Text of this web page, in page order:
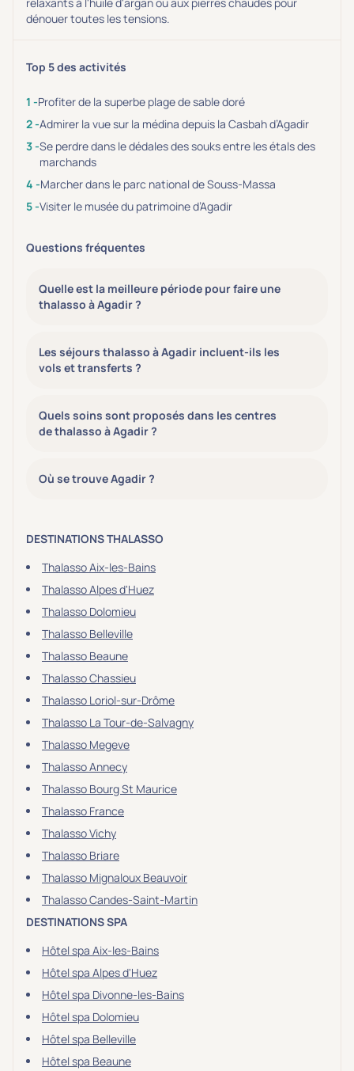
dénouer toutes les tensions.
Top 5 des activités
Profiter de la superbe plage de sable doré
Admirer la vue sur la médina depuis la Casbah d’Agadir
Se perdre dans le dédales des souks entre les étals des
marchands
Marcher dans le parc national de Souss-Massa
Visiter le musée du patrimoine d’Agadir
Questions fréquentes
Quelle est la meilleure période pour faire une
thalasso à Agadir ?
Les séjours thalasso à Agadir incluent-ils les
vols et transferts ?
Quels soins sont proposés dans les centres
de thalasso à Agadir ?
Où se trouve Agadir ?
DESTINATIONS THALASSO
Thalasso Aix-les-Bains
Thalasso Alpes d'Huez
Thalasso Dolomieu
Thalasso Belleville
Thalasso Beaune
Thalasso Chassieu
Thalasso Loriol-sur-Drôme
Thalasso La Tour-de-Salvagny
Thalasso Megeve
Thalasso Annecy
Thalasso Bourg St Maurice
Thalasso France
Thalasso Vichy
Thalasso Briare
Thalasso Mignaloux Beauvoir
Thalasso Candes-Saint-Martin
DESTINATIONS SPA
Hôtel spa Aix-les-Bains
Hôtel spa Alpes d'Huez
Hôtel spa Divonne-les-Bains
Hôtel spa Dolomieu
Hôtel spa Belleville
Hôtel spa Beaune